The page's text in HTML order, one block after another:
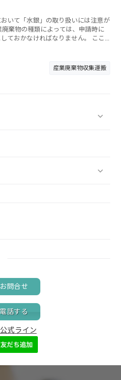
認する際の一つのポイントである
申請について専門の行政書士が解説
いて「水銀」の取り扱いには注意が
棄物の種類によっては、申請時に
ておかなければなりません。 ここ
産業廃棄物収集運搬
お問合せ
電話する
式ライン